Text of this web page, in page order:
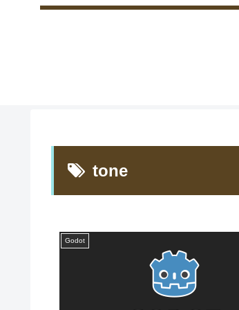
tone
Godot